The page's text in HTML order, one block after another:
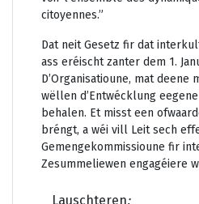
citoyennes.”
Dat neit Gesetz fir dat
ass eréischt zanter dem 1.
D’Organisatioune, mat deene
wëllen d’Entwécklung
behalen. Et misst een
bréngt, a wéi vill Leit sech
Gemengekommissioune fir
Zesummeliewen engagéiere
Lauschteren: